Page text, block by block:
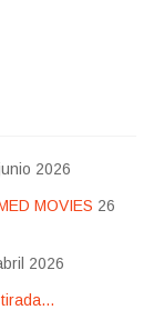
2026
MOVIES 26
2026
tirada…